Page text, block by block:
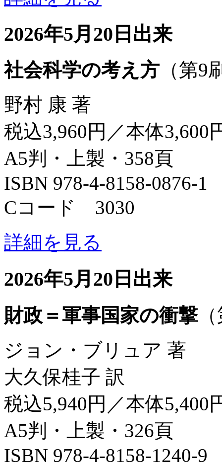
2026年5月20日出来
社会科学の考え方 （第9
野村 康 著
税込3,960円／本体3,600
A5判・上製・358頁
ISBN 978-4-8158-0876-1
Cコード 3030
詳細を見る
2026年5月20日出来
財政＝軍事国家の衝撃（
ジョン・ブリュア 著
大久保桂子 訳
税込5,940円／本体5,400
A5判・上製・326頁
ISBN 978-4-8158-1240-9